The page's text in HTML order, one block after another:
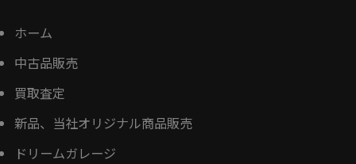
ホーム
中古品販売
買取査定
新品、当社オリジナル商品販売
ドリームガレージ